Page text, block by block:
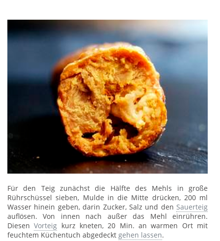
Für den Teig zunächst die Hälfte des Mehls in große
Rührschüssel sieben, Mulde in die Mitte drücken, 200 ml
Wasser hinein geben, darin Zucker, Salz und den Sauerteig
auflösen. Von innen nach außer das Mehl einrühren.
DiesenVorteig kurz kneten, 20 Min. an warmen Ort mit
feuchtem Küchentuch abgedeckt gehen lassen.